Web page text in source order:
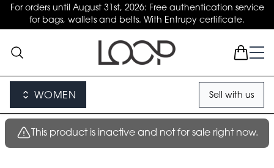
For orders until August 31st, 2026: Free authentication service
for bags, wallets and belts. With Entrupy certificate.
WOMEN Sell with us
This product is inactive and not for sale right now.